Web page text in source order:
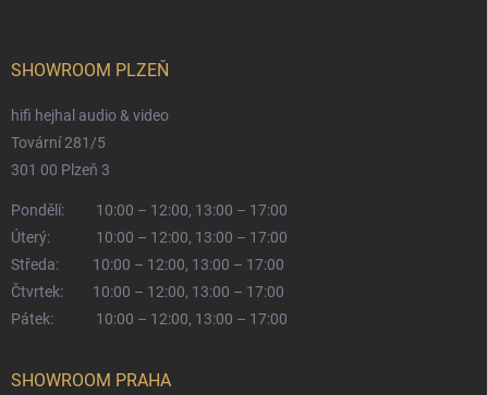
SHOWROOM PLZEŇ
hifi hejhal audio & video
Tovární 281/5
301 00 Plzeň 3
Pondělí:
10:00 – 12:00, 13:00 – 17:00
Úterý:
10:00 – 12:00, 13:00 – 17:00
Středa:
10:00 – 12:00, 13:00 – 17:00
Čtvrtek:
10:00 – 12:00, 13:00 – 17:00
Pátek:
10:00 – 12:00, 13:00 – 17:00
SHOWROOM PRAHA